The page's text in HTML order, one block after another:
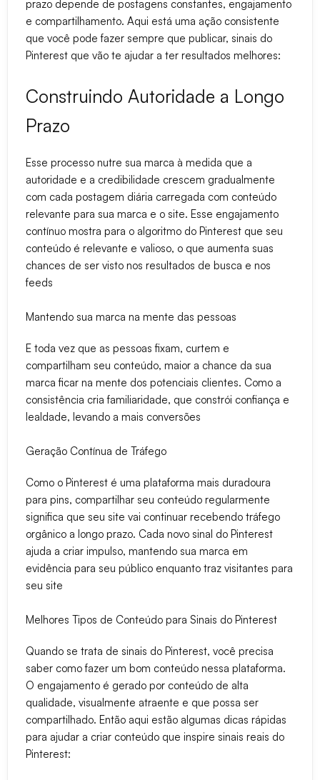
prazo depende de postagens constantes, engajamento
e compartilhamento. Aqui está uma ação consistente
que você pode fazer sempre que publicar, sinais do
Pinterest que vão te ajudar a ter resultados melhores:
Construindo Autoridade a Longo
Prazo
Esse processo nutre sua marca à medida que a
autoridade e a credibilidade crescem gradualmente
com cada postagem diária carregada com conteúdo
relevante para sua marca e o site. Esse engajamento
contínuo mostra para o algoritmo do Pinterest que seu
conteúdo é relevante e valioso, o que aumenta suas
chances de ser visto nos resultados de busca e nos
feeds
Mantendo sua marca na mente das pessoas
E toda vez que as pessoas fixam, curtem e
compartilham seu conteúdo, maior a chance da sua
marca ficar na mente dos potenciais clientes. Como a
consistência cria familiaridade, que constrói confiança e
lealdade, levando a mais conversões
Geração Contínua de Tráfego
Como o Pinterest é uma plataforma mais duradoura
para pins, compartilhar seu conteúdo regularmente
significa que seu site vai continuar recebendo tráfego
orgânico a longo prazo. Cada novo sinal do Pinterest
ajuda a criar impulso, mantendo sua marca em
evidência para seu público enquanto traz visitantes para
seu site
Melhores Tipos de Conteúdo para Sinais do Pinterest
Quando se trata de sinais do Pinterest, você precisa
saber como fazer um bom conteúdo nessa plataforma.
O engajamento é gerado por conteúdo de alta
qualidade, visualmente atraente e que possa ser
compartilhado. Então aqui estão algumas dicas rápidas
para ajudar a criar conteúdo que inspire sinais reais do
Pinterest: